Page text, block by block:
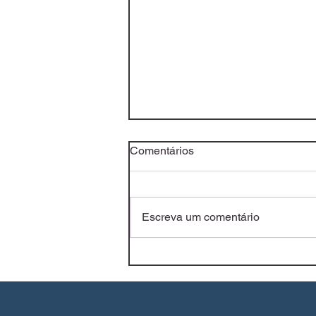
Comentários
Escreva um comentário